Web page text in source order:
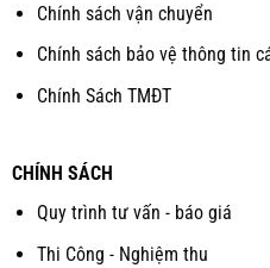
Chính sách vận chuyển
Chính sách bảo vệ thông tin
Chính Sách TMĐT
CHÍNH SÁCH
Quy trình tư vấn - báo giá
Thi Công - Nghiệm thu